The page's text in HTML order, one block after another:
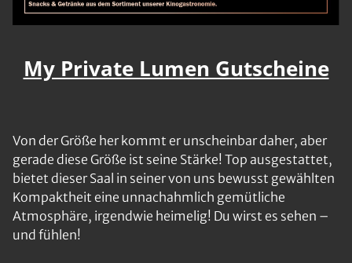
My Private Lumen Gutscheine
Von der Größe her kommt er unscheinbar daher, aber
gerade diese Größe ist seine Stärke! Top ausgestattet,
bietet dieser Saal in seiner von uns bewusst gewählten
Kompaktheit eine unnachahmlich gemütliche
Atmosphäre, irgendwie heimelig! Du wirst es sehen –
und fühlen!